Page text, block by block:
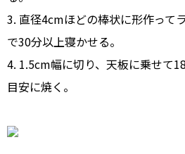
3. 直径4cmほどの棒状に形作って
で30分以上寝かせる。
4. 1.5cm幅に切り、天板に乗せて
目安に焼く。